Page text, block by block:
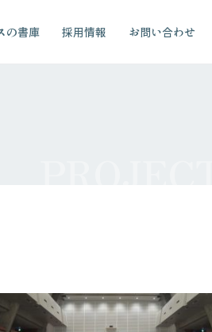
の書庫 採用情報 お問い合わせ